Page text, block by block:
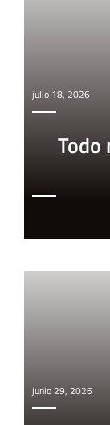
julio 18, 2026
Todo
junio 29, 2026